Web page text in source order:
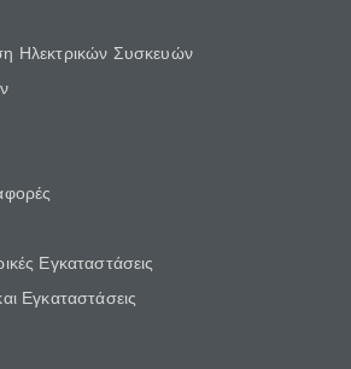
Ηλεκτρικών Συσκευών
Εγκαταστάσεις
Εγκαταστάσεις